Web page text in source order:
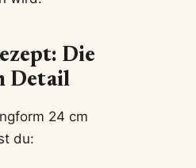
Die
Detail
24 cm
du: